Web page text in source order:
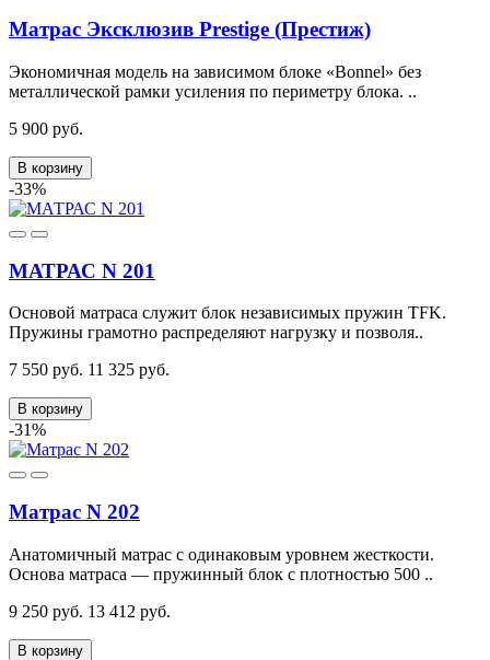
Матрас Эксклюзив Prestige (Престиж)
Экономичная модель на зависимом блоке «Bonnel» без
металлической рамки усиления по периметру блока. ..
5 900 руб.
В корзину
-33%
МАТРАС N 201
Основой матраса служит блок независимых пружин TFK.
Пружины грамотно распределяют нагрузку и позволя..
7 550 руб. 11 325 руб.
В корзину
-31%
Матрас N 202
Анатомичный матрас с одинаковым уровнем жесткости.
Основа матраса — пружинный блок с плотностью 500 ..
9 250 руб. 13 412 руб.
В корзину